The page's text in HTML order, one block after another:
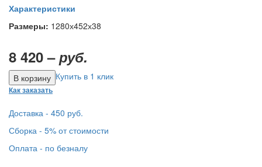
Характеристики
Размеры: 1280х452х38
8 420 –руб.
Купить в 1 клик
Как заказать
Доставка - 450 руб.
Сборка - 5% от стоимости
Оплата - по безналу